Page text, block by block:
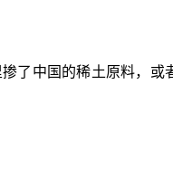
了中国的稀土原料，或